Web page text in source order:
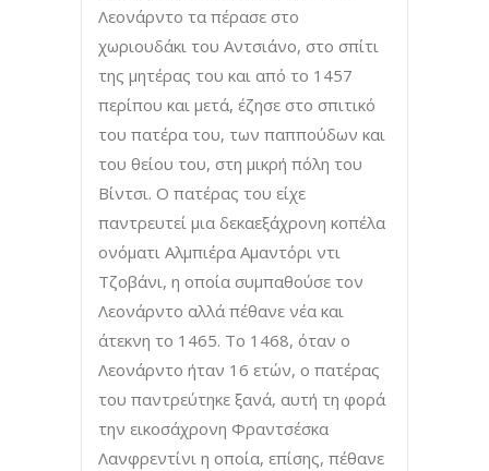
Λεονάρντο τα πέρασε στο
χωριουδάκι του Αντσιάνο, στο σπίτι
της μητέρας του και από το 1457
περίπου και μετά, έζησε στο σπιτικό
του πατέρα του, των παππούδων και
του θείου του, στη μικρή πόλη του
Βίντσι. Ο πατέρας του είχε
παντρευτεί μια δεκαεξάχρονη κοπέλα
ονόματι Αλμπιέρα Αμαντόρι ντι
Τζοβάνι, η οποία συμπαθούσε τον
Λεονάρντο αλλά πέθανε νέα και
άτεκνη το 1465. Το 1468, όταν ο
Λεονάρντο ήταν 16 ετών, ο πατέρας
του παντρεύτηκε ξανά, αυτή τη φορά
την εικοσάχρονη Φραντσέσκα
Λανφρεντίνι η οποία, επίσης, πέθανε